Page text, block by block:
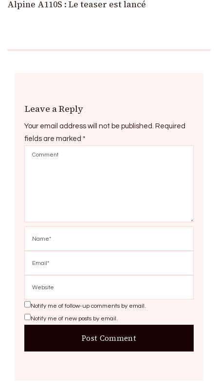
Alpine A110S : Le teaser est lancé
Leave a Reply
Your email address will not be published. Required
fields are marked *
Notify me of follow-up comments by email.
Notify me of new posts by email.